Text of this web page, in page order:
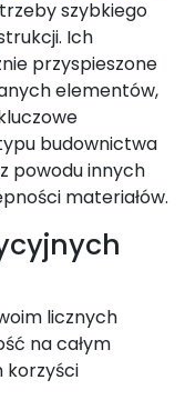
szybkiego
Ich
przyspieszone
elementów,
budownictwa
powodu innych
materiałów.
licznych
na całym
korzyści